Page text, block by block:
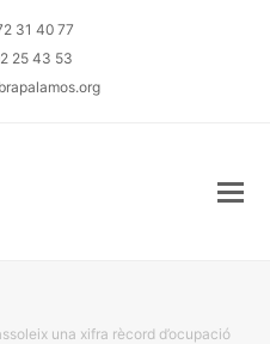
31 40 77
25 43 53
una xifra rècord d’ocupació